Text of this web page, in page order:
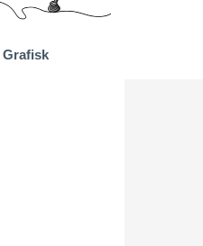
Grafisk